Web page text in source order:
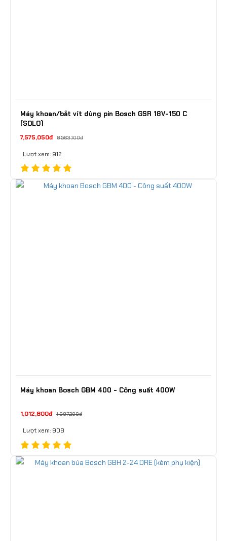
Máy khoan/bắt vít dùng pin Bosch GSR 18V-150 C
(SOLO)
7,575,050đ 8,563,100đ
Lượt xem: 912
Máy khoan Bosch GBM 400 - Công suất 400W
1,012,800đ 1,097,200đ
Lượt xem: 908